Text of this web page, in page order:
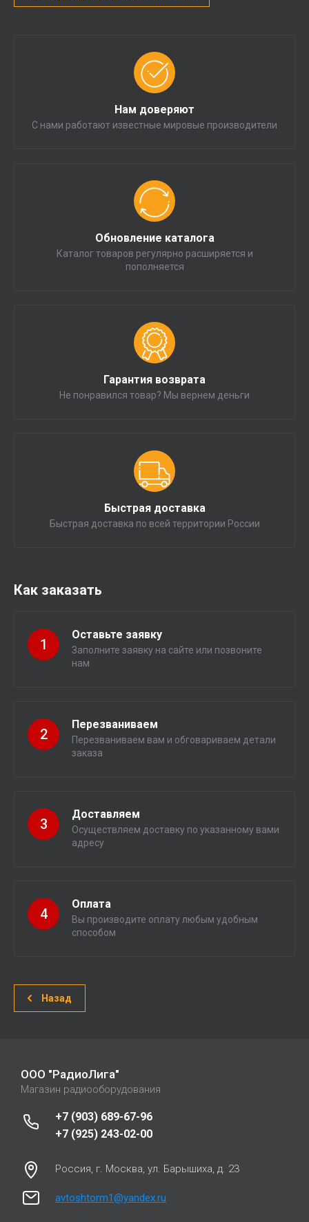
Нам доверяют
С нами работают известные мировые производители
Обновление каталога
Каталог товаров регулярно расширяется и
пополняется
Гарантия возврата
Не понравился товар? Мы вернем деньги
Быстрая доставка
Быстрая доставка по всей территории России
Как заказать
1
Оставьте заявку
Заполните заявку на сайте или позвоните
нам
2
Перезваниваем
Перезваниваем вам и обговариваем детали
заказа
3
Доставляем
Осуществляем доставку по указанному вами
адресу
4
Оплата
Вы производите оплату любым удобным
способом
Назад
ООО "РадиоЛига"
Магазин радиооборудования
+7 (903) 689-67-96
+7 (925) 243-02-00
Россия, г. Москва, ул. Барышиха, д. 23
avtoshtorm1@yandex.ru